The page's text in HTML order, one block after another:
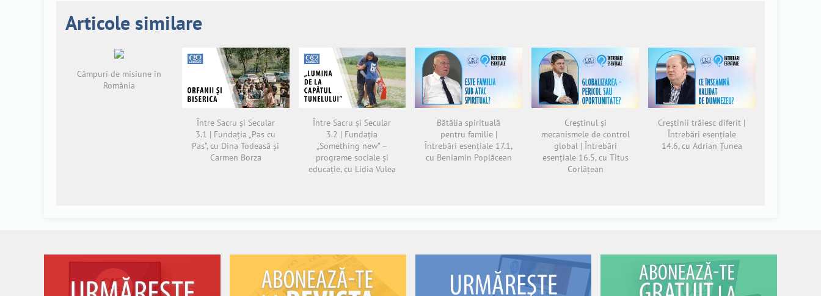
Articole similare
Câmpuri de misiune în
România
Între Sacru și Secular
3.1 | Fundația „Pas cu
Pas”, cu Dina Todeasă și
Carmen Borza
Între Sacru și Secular
3.2 | Fundația
„Something new” –
programe sociale și
educație, cu Lidia Vulea
Bătălia spirituală
pentru familie |
Întrebări esențiale 17.1,
cu Beniamin Poplăcean
Creștinul și
mecanismele de control
global | Întrebări
esențiale 16.5, cu Titus
Corlățean
Creștinii trăiesc diferit |
Întrebări esențiale
14.6, cu Adrian Țunea